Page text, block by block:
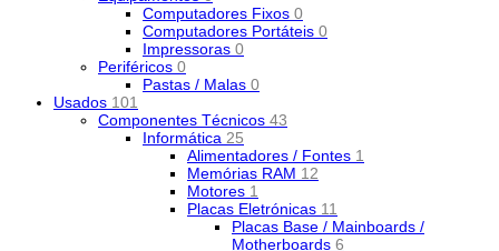
Computadores Fixos 0
Computadores Portáteis 0
Impressoras 0
Periféricos 0
Pastas / Malas 0
Usados 101
Componentes Técnicos 43
Informática 25
Alimentadores / Fontes 1
Memórias RAM 12
Motores 1
Placas Eletrónicas 11
Placas Base / Mainboards /
Motherboards 6